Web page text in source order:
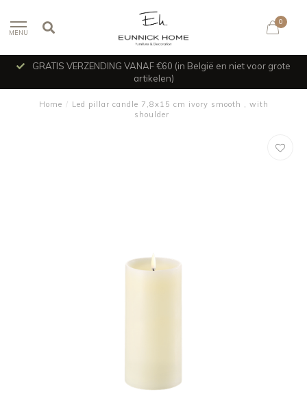
MENU
0
GRATIS VERZENDING VANAF €60 (in België en niet voor grote
artikelen)
Home / Led pillar candle 7,8x15 cm ivory smooth , with
shoulder